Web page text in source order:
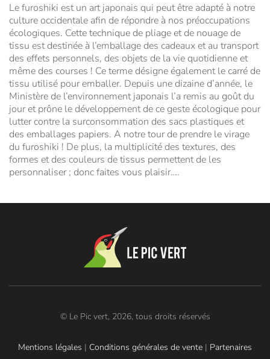
Le furoshiki est un art japonais qui peut être adapté à notre
culture occidentale afin de répondre à nos préoccupations
écologiques. Cette technique de pliage et de nouage de
tissu est destinée à l’emballage des cadeaux et au transport
des effets personnels, des objets de la vie quotidienne et
même des courses ! Ce terme désigne également le carré de
tissu utilisé pour emballer. Depuis une dizaine d’année, le
Ministère de l’environnement japonais l’a remis au goût du
jour et prône le développement de ce geste écologique pour
lutter contre la surconsommation des sacs plastiques et
des emballages papiers. A notre tour de prendre le virage
du furoshiki ! De plus, la multiplicité des textures, des
formes et des couleurs de tissus permettent de les
personnaliser ; donc faites vous plaisir….
© Le Pic vert, 2026, tous droits réservés
Mentions légales | Conditions générales de vente | Partenaires